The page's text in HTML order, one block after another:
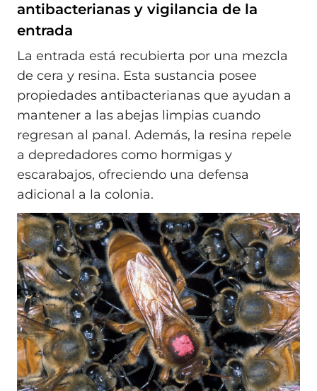
antibacterianas y vigilancia de la
entrada
La entrada está recubierta por una mezcla
de cera y resina. Esta sustancia posee
propiedades antibacterianas que ayudan a
mantener a las abejas limpias cuando
regresan al panal. Además, la resina repele
a depredadores como hormigas y
escarabajos, ofreciendo una defensa
adicional a la colonia.